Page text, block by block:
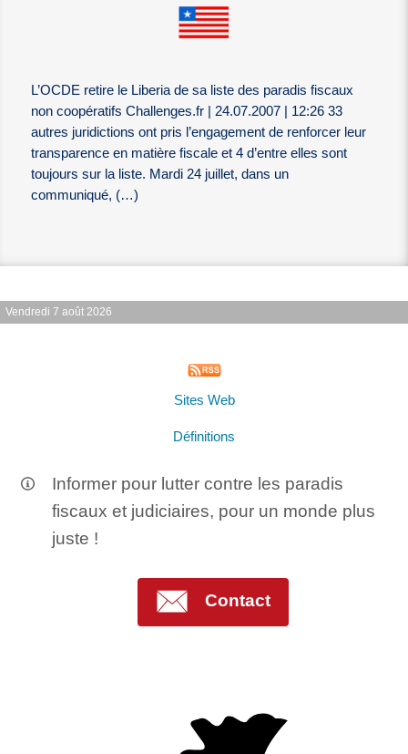
L’OCDE retire le Liberia de sa liste des paradis fiscaux
non coopératifs Challenges.fr | 24.07.2007 | 12:26 33
autres juridictions ont pris l’engagement de renforcer leur
transparence en matière fiscale et 4 d’entre elles sont
toujours sur la liste. Mardi 24 juillet, dans un
communiqué, (…)
Vendredi 7 août 2026
Sites Web
Définitions
Informer pour lutter contre les paradis
fiscaux et judiciaires, pour un monde plus
juste !
Contact